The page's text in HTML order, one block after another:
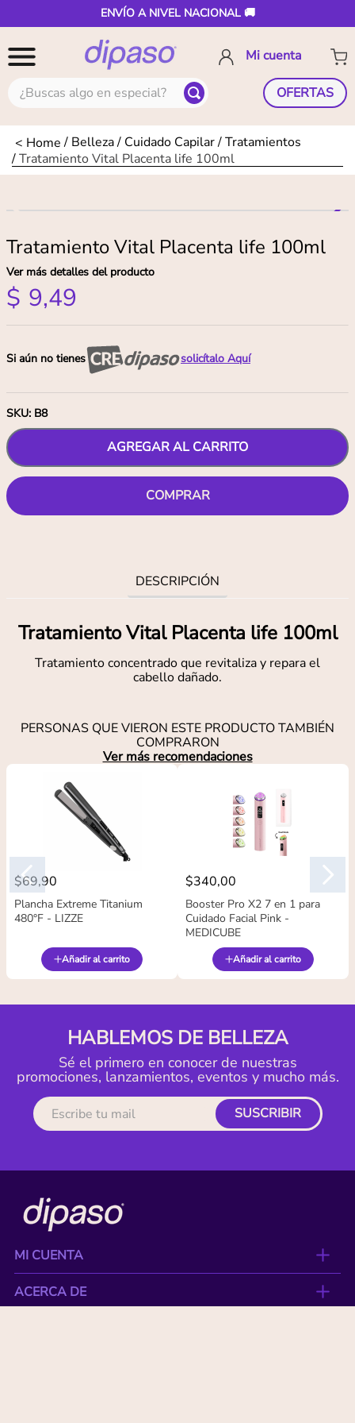
ENVÍO A NIVEL NACIONAL 🚚
¿Buscas algo en especial? OFERTAS
Belleza Cuidado Capilar Tratamientos
Tratamiento Vital Placenta life 100ml
Tratamiento Vital Placenta life 100ml
Ver más detalles del producto
$ 9,49
Si aún no tienes solicítalo Aquí
SKU: B8
AGREGAR AL CARRITO
COMPRAR
DESCRIPCIÓN
Tratamiento Vital Placenta life 100ml
Tratamiento concentrado que revitaliza y repara el
cabello dañado.
PERSONAS QUE VIERON ESTE PRODUCTO TAMBIÉN
COMPRARON
Ver más recomendaciones
$69,90
Plancha Extreme Titanium
480°F - LIZZE
Añadir al carrito
$340,00
Booster Pro X2 7 en 1 para
Cuidado Facial Pink -
MEDICUBE
Añadir al carrito
HABLEMOS DE BELLEZA
Sé el primero en conocer de nuestras
promociones, lanzamientos, eventos y mucho más.
SUSCRIBIR
MI CUENTA
ACERCA DE